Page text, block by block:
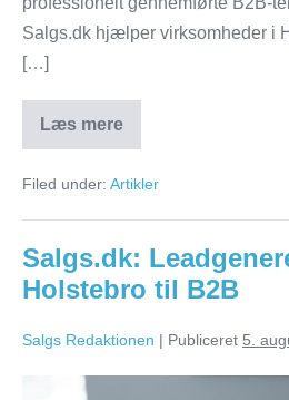
Salgs.dk hjælper virksomheder i
[…]
Læs mere
Salgs.dk:
Telemarketing
i
til
Filed under: Artikler
Salgs.dk:
Holstebro til B2B
Salgs Redaktionen | Publiceret 5.
Salgs.dk: